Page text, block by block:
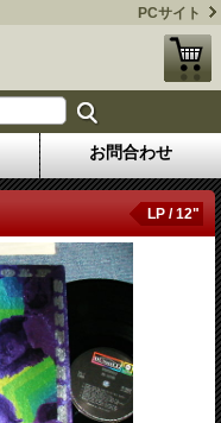
PCサイト
お問合わせ
LP / 12"